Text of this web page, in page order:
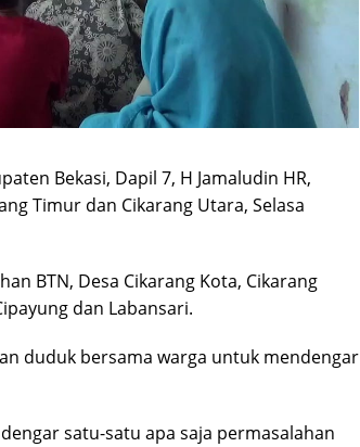
Bekasi, Dapil 7, H Jamaludin HR,
Timur dan Cikarang Utara, Selasa
BTN, Desa Cikarang Kota, Cikarang
dan Labansari.
duduk bersama warga untuk mendengar
satu-satu apa saja permasalahan